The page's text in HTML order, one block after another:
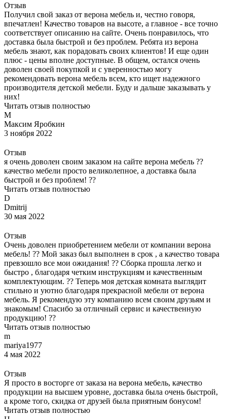
Отзыв
Получил свой заказ от верона мебель и, честно говоря,
впечатлен! Качество товаров на высоте, а главное - все точно
соответствует описанию на сайте. Очень понравилось, что
доставка была быстрой и без проблем. Ребята из верона
мебель знают, как порадовать своих клиентов! И еще один
плюс - цены вполне доступные. В общем, остался очень
доволен своей покупкой и с уверенностью могу
рекомендовать верона мебель всем, кто ищет надежного
производителя детской мебели. Буду и дальше заказывать у
них!
Читать отзыв полностью
М
Максим Яробкин
3 ноября 2022
Отзыв
я очень доволен своим заказом на сайте верона мебель ??
качество мебели просто великолепное, а доставка была
быстрой и без проблем! ??
Читать отзыв полностью
D
Dmitrij
30 мая 2022
Отзыв
Очень доволен приобретением мебели от компании верона
мебель! ?? Мой заказ был выполнен в срок , а качество товара
превзошло все мои ожидания! ?️? Сборка прошла легко и
быстро , благодаря четким инструкциям и качественным
комплектующим. ?? Теперь моя детская комната выглядит
стильно и уютно благодаря прекрасной мебели от верона
мебель. Я рекомендую эту компанию всем своим друзьям и
знакомым! Спасибо за отличный сервис и качественную
продукцию! ??
Читать отзыв полностью
m
mariya1977
4 мая 2022
Отзыв
Я просто в восторге от заказа на верона мебель, качество
продукции на высшем уровне, доставка была очень быстрой,
а кроме того, скидка от друзей была приятным бонусом!
Читать отзыв полностью